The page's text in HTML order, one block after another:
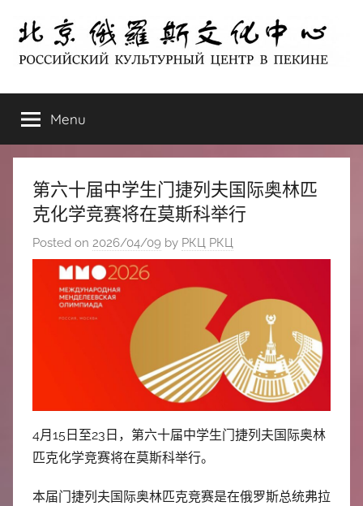
content
北
京
俄
罗
斯
心
ЦЕНТР
В
ПЕКИНЕ
Menu
第六十届中学生门捷列夫国际奥林匹
克化学竞赛将在莫斯科举行
Posted on 2026/04/09 by РКЦ РКЦ
4月15日至23日，第六十届中学生门捷列夫国际奥林
匹克化学竞赛将在莫斯科举行。
本届门捷列夫国际奥林匹克竞赛是在俄罗斯总统弗拉